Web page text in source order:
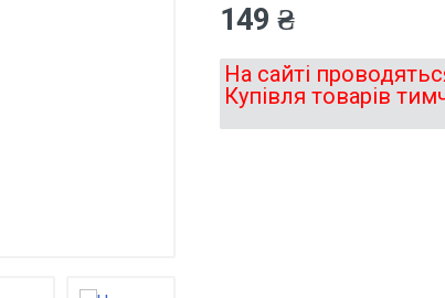
149 ₴
На сайті
Купівля товарів